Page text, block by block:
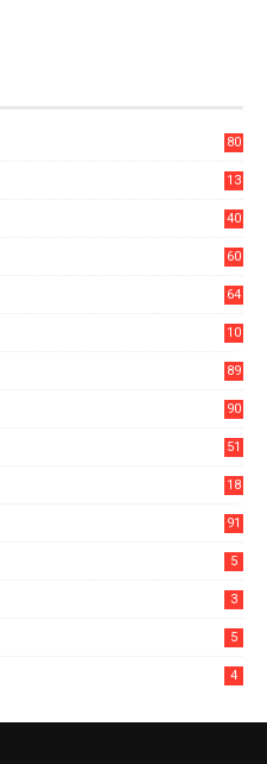
80
13
40
60
64
10
89
90
51
18
91
5
3
5
4